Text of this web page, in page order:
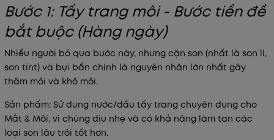
Bước 1: Tẩy trang môi - Bước tiền đề
bắt buộc (Hàng ngày)
Nhiều người bỏ qua bước này, nhưng cặn son (nhất là son lì,
son tint) và bụi bẩn chính là nguyên nhân lớn nhất gây
thâm môi và khô môi.
Sản phẩm: Sử dụng nước/dầu tẩy trang chuyên dụng cho
Mắt & Môi, vì chúng dịu nhẹ và có khả năng làm tan các
loại son lâu trôi tốt hơn.